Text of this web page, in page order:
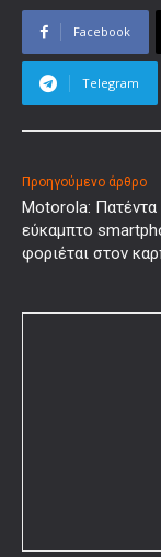
Facebook
Telegram
Προηγούμενο άρθρο
Motorola: Πατέντα
εύκαμπτο
φοριέται στον